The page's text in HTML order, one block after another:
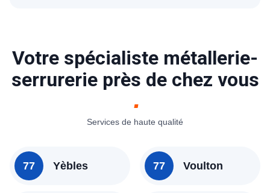
Votre spécialiste métallerie-
serrurerie près de chez vous
Services de haute qualité
77 Yèbles 77 Voulton